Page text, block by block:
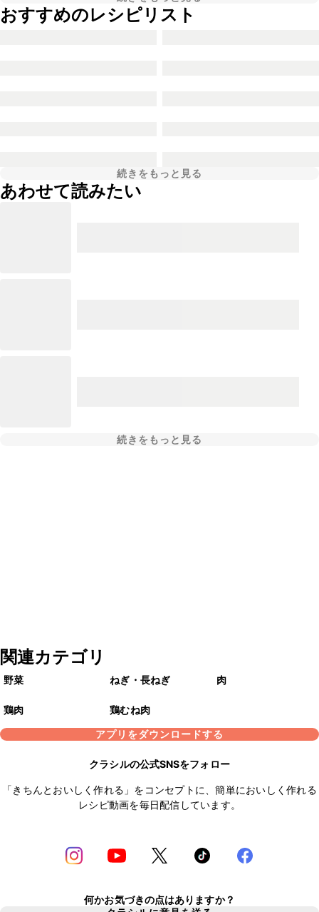
おすすめのレシピリスト
続きをもっと見る
あわせて読みたい
続きをもっと見る
関連カテゴリ
野菜 ねぎ・長ねぎ 肉
鶏肉
鶏むね肉
アプリをダウンロードする
クラシルの公式SNSをフォロー
「きちんとおいしく作れる」をコンセプトに、簡単においしく作れる
レシピ動画を毎日配信しています。
何かお気づきの点はありますか？